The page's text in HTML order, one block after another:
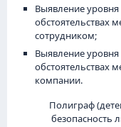
Выявление
обстоятельствах
сотрудником;
Выявление
обстоятельствах
компании.
Полиграф
безопасность